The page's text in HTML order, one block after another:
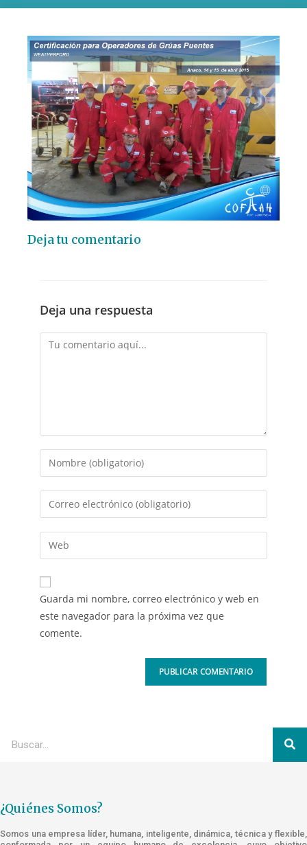
Deja tu comentario
Deja una respuesta
Guarda mi nombre, correo electrónico y web en
este navegador para la próxima vez que
comente.
¿Quiénes Somos?
Somos una empresa líder, humana, inteligente, dinámica, técnica y flexible,